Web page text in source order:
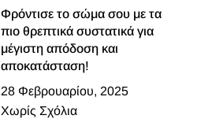
Φρόντισε το σώμα σου με τα
πιο θρεπτικά συστατικά για
μέγιστη απόδοση και
αποκατάσταση!
28 Φεβρουαρίου, 2025
Χωρίς Σχόλια